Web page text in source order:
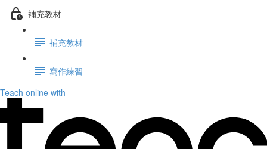
補充教材
補充教材
寫作練習
Teach online with